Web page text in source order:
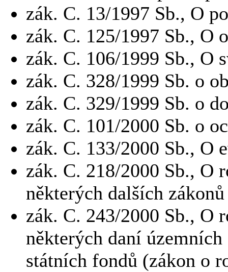
zák. C. 13/1997 Sb., O
zák. C. 125/1997 Sb., O
zák. C. 106/1999 Sb., O
zák. C. 328/1999 Sb. o
zák. C. 329/1999 Sb. o
zák. C. 101/2000 Sb. o
zák. C. 133/2000 Sb., O
zák. C. 218/2000 Sb., O
některých dalších
zák. C. 243/2000 Sb., O
některých daní
státních fondů (zákon o